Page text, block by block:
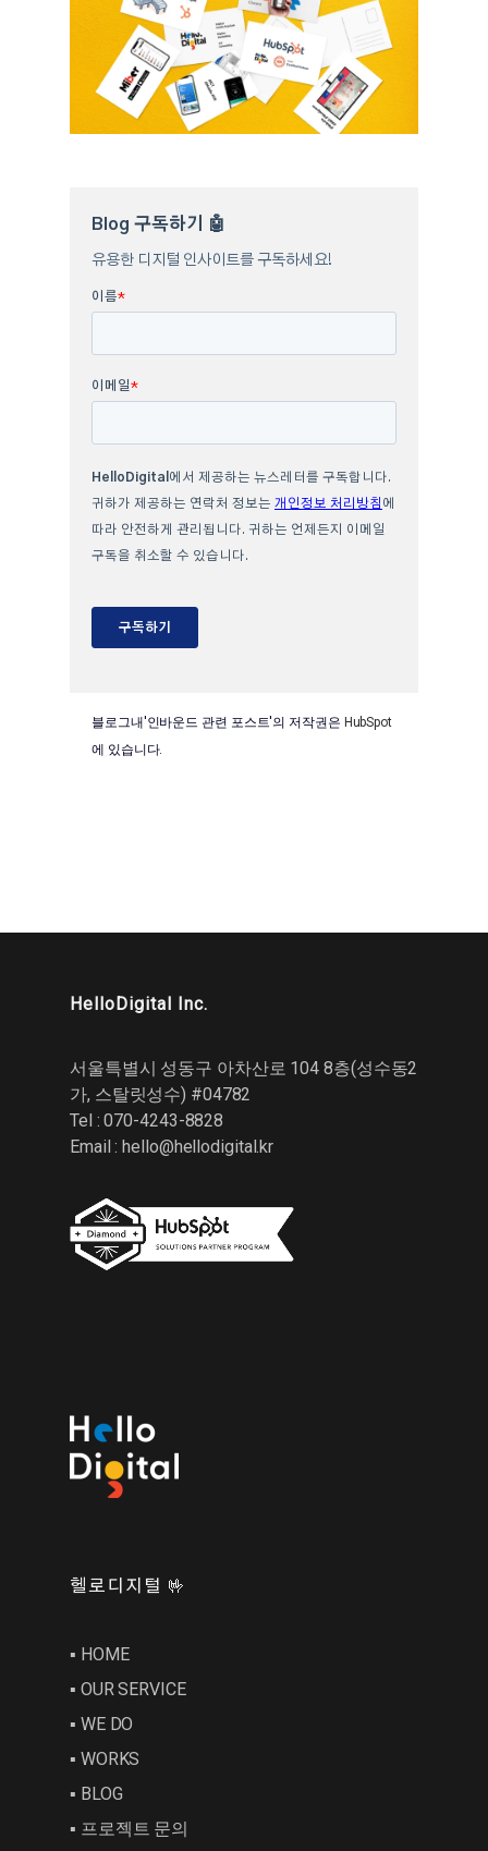
블로그내'인바운드 관련 포스트'의 저작권은 HubSpot
에 있습니다.
HelloDigital Inc.
서울특별시 성동구 아차산로 104 8층(성수동2
가, 스탈릿성수) #04782
Tel : 070-4243-8828
Email :hello@hellodigital.kr
헬로디지털 🤟
▪︎ HOME
▪︎ OUR SERVICE
▪︎ WE DO
▪︎ WORKS
▪︎ BLOG
▪︎ 프로젝트 문의